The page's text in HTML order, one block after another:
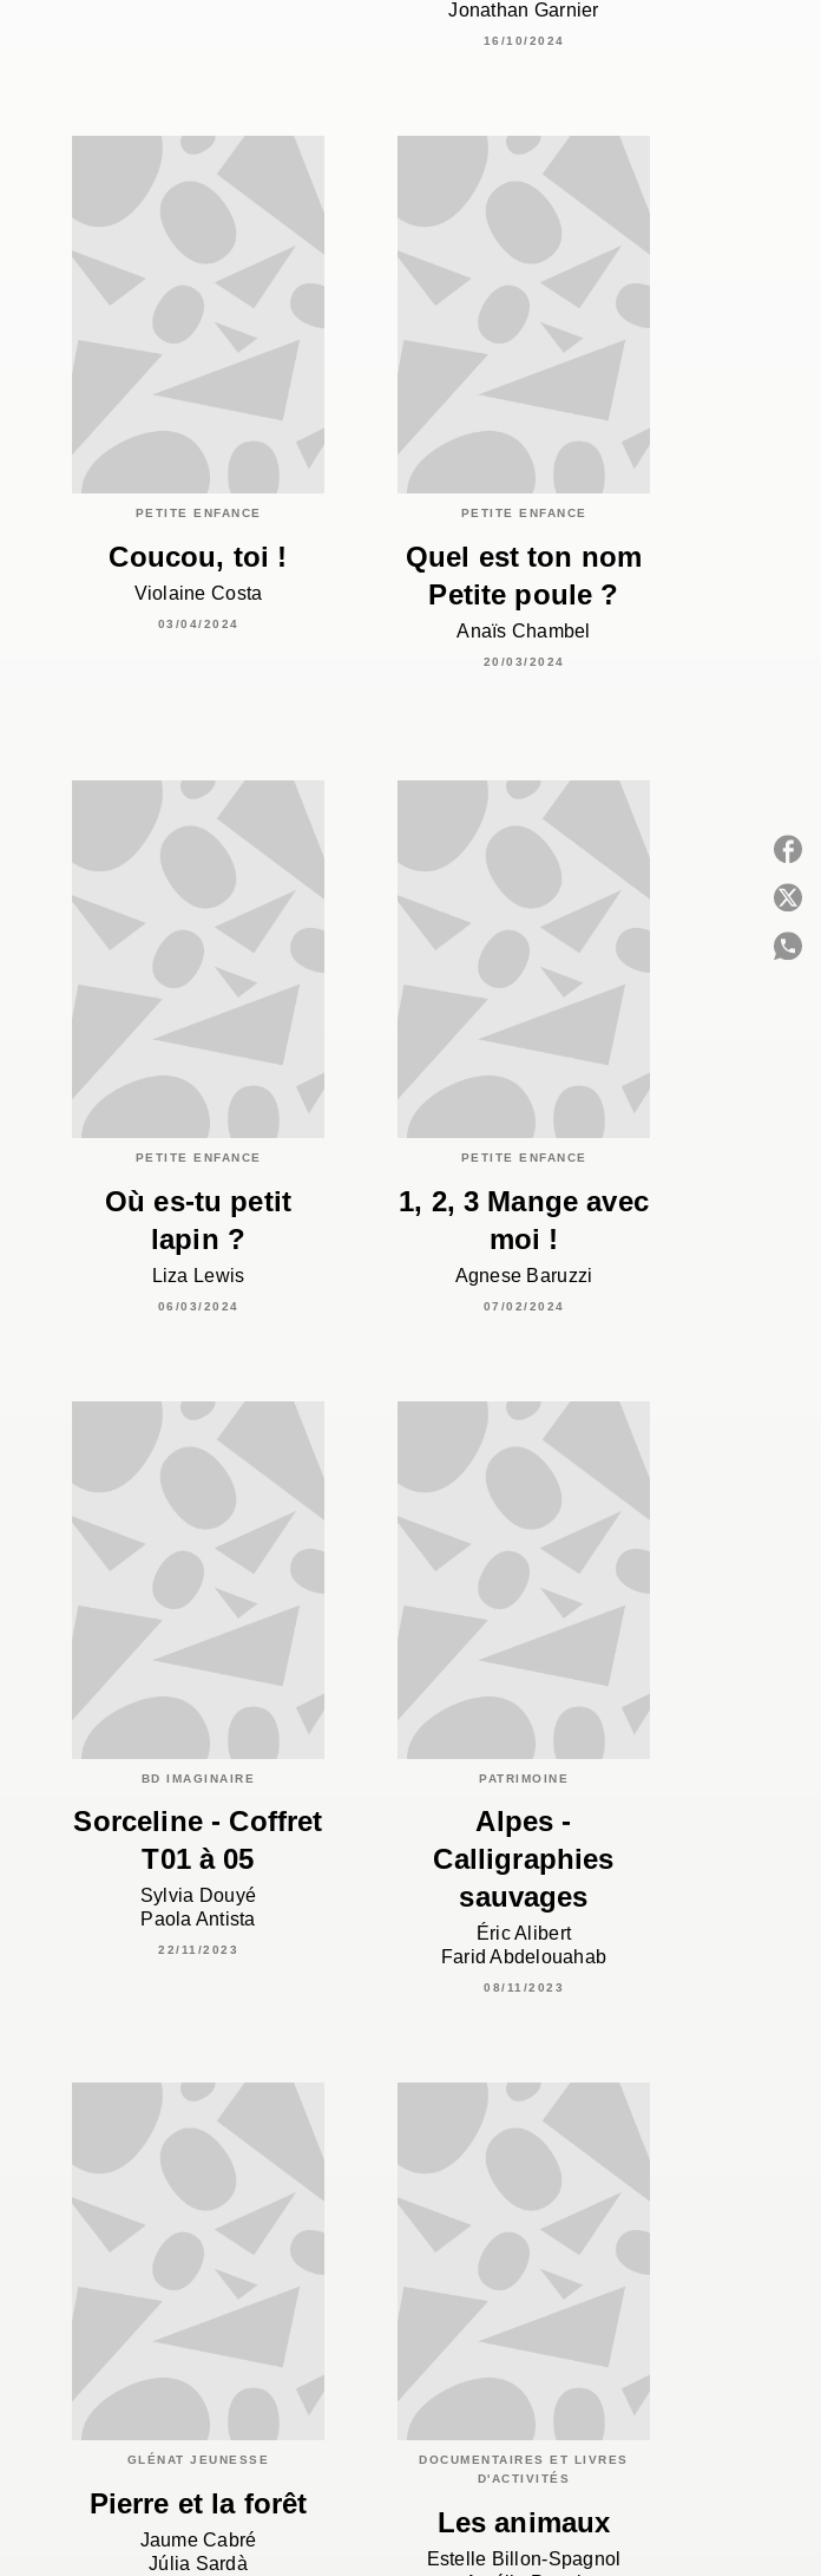
Jonathan Garnier
16/10/2024
PETITE ENFANCE
Coucou, toi !
Violaine Costa
03/04/2024
PETITE ENFANCE
Quel est ton nom
Petite poule ?
Anaïs Chambel
20/03/2024
PETITE ENFANCE
Où es-tu petit
lapin ?
Liza Lewis
06/03/2024
PETITE ENFANCE
1, 2, 3 Mange avec
moi !
Agnese Baruzzi
07/02/2024
BD IMAGINAIRE
Sorceline - Coffret
T01 à 05
Sylvia Douyé
Paola Antista
22/11/2023
PATRIMOINE
Alpes -
Calligraphies
sauvages
Éric Alibert
Farid Abdelouahab
08/11/2023
GLÉNAT JEUNESSE
Pierre et la forêt
Jaume Cabré
Júlia Sardà
DOCUMENTAIRES ET LIVRES
D'ACTIVITÉS
Les animaux
Estelle Billon-Spagnol